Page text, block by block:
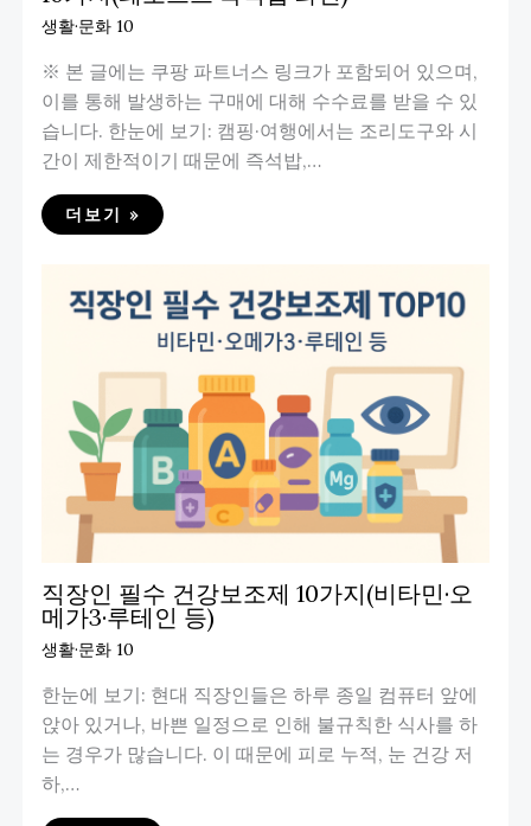
생활·문화 10
※ 본 글에는 쿠팡 파트너스 링크가 포함되어 있으며,
이를 통해 발생하는 구매에 대해 수수료를 받을 수 있
습니다. 한눈에 보기: 캠핑·여행에서는 조리도구와 시
간이 제한적이기 때문에 즉석밥,…
더보기 »
직장인 필수 건강보조제 10가지(비타민·오
메가3·루테인 등)
생활·문화 10
한눈에 보기: 현대 직장인들은 하루 종일 컴퓨터 앞에
앉아 있거나, 바쁜 일정으로 인해 불규칙한 식사를 하
는 경우가 많습니다. 이 때문에 피로 누적, 눈 건강 저
하,…